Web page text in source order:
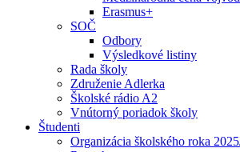
Erasmus+
SOČ
Odbory
Výsledkové listiny
Rada školy
Združenie Adlerka
Školské rádio A2
Vnútorný poriadok školy
Študenti
Organizácia školského roka